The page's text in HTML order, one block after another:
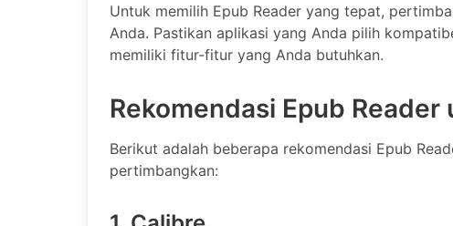
Untuk memilih Epub Reader yang tepat,
Anda. Pastikan aplikasi yang Anda pilih
memiliki fitur-fitur yang Anda butuhkan.
Rekomendasi Epub
Berikut adalah beberapa rekomendasi Epub
pertimbangkan: